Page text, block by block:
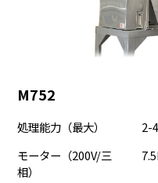
M752
処理能力（最大）
2-
モーター（200V/三
相）